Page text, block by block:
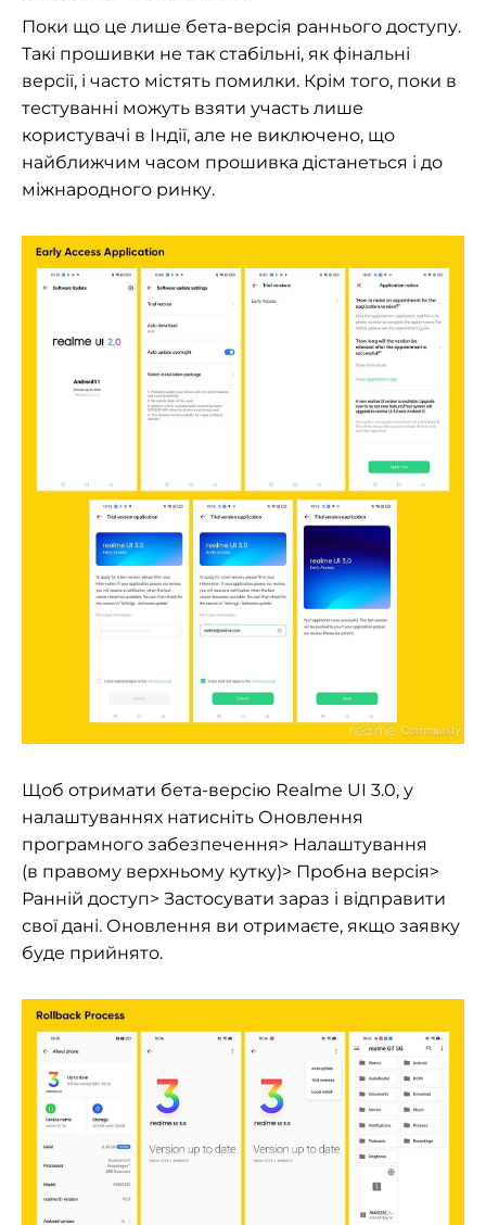
Поки що це лише бета-версія раннього доступу.
Такі прошивки не так стабільні, як фінальні
версії, і часто містять помилки. Крім того, поки в
тестуванні можуть взяти участь лише
користувачі в Індії, але не виключено, що
найближчим часом прошивка дістанеться і до
міжнародного ринку.
Щоб отримати бета-версію Realme UI 3.0, у
налаштуваннях натисніть Оновлення
програмного забезпечення> Налаштування
(в правому верхньому кутку)> Пробна версія>
Ранній доступ> Застосувати зараз і відправити
свої дані. Оновлення ви отримаєте, якщо заявку
буде прийнято.